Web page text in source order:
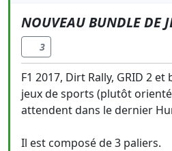
NOUVEAU BUNDLE DE
3
F1 2017, Dirt Rally, GRID 2
jeux de sports (plutôt
attendent dans le dernier
Il est composé de 3 paliers.